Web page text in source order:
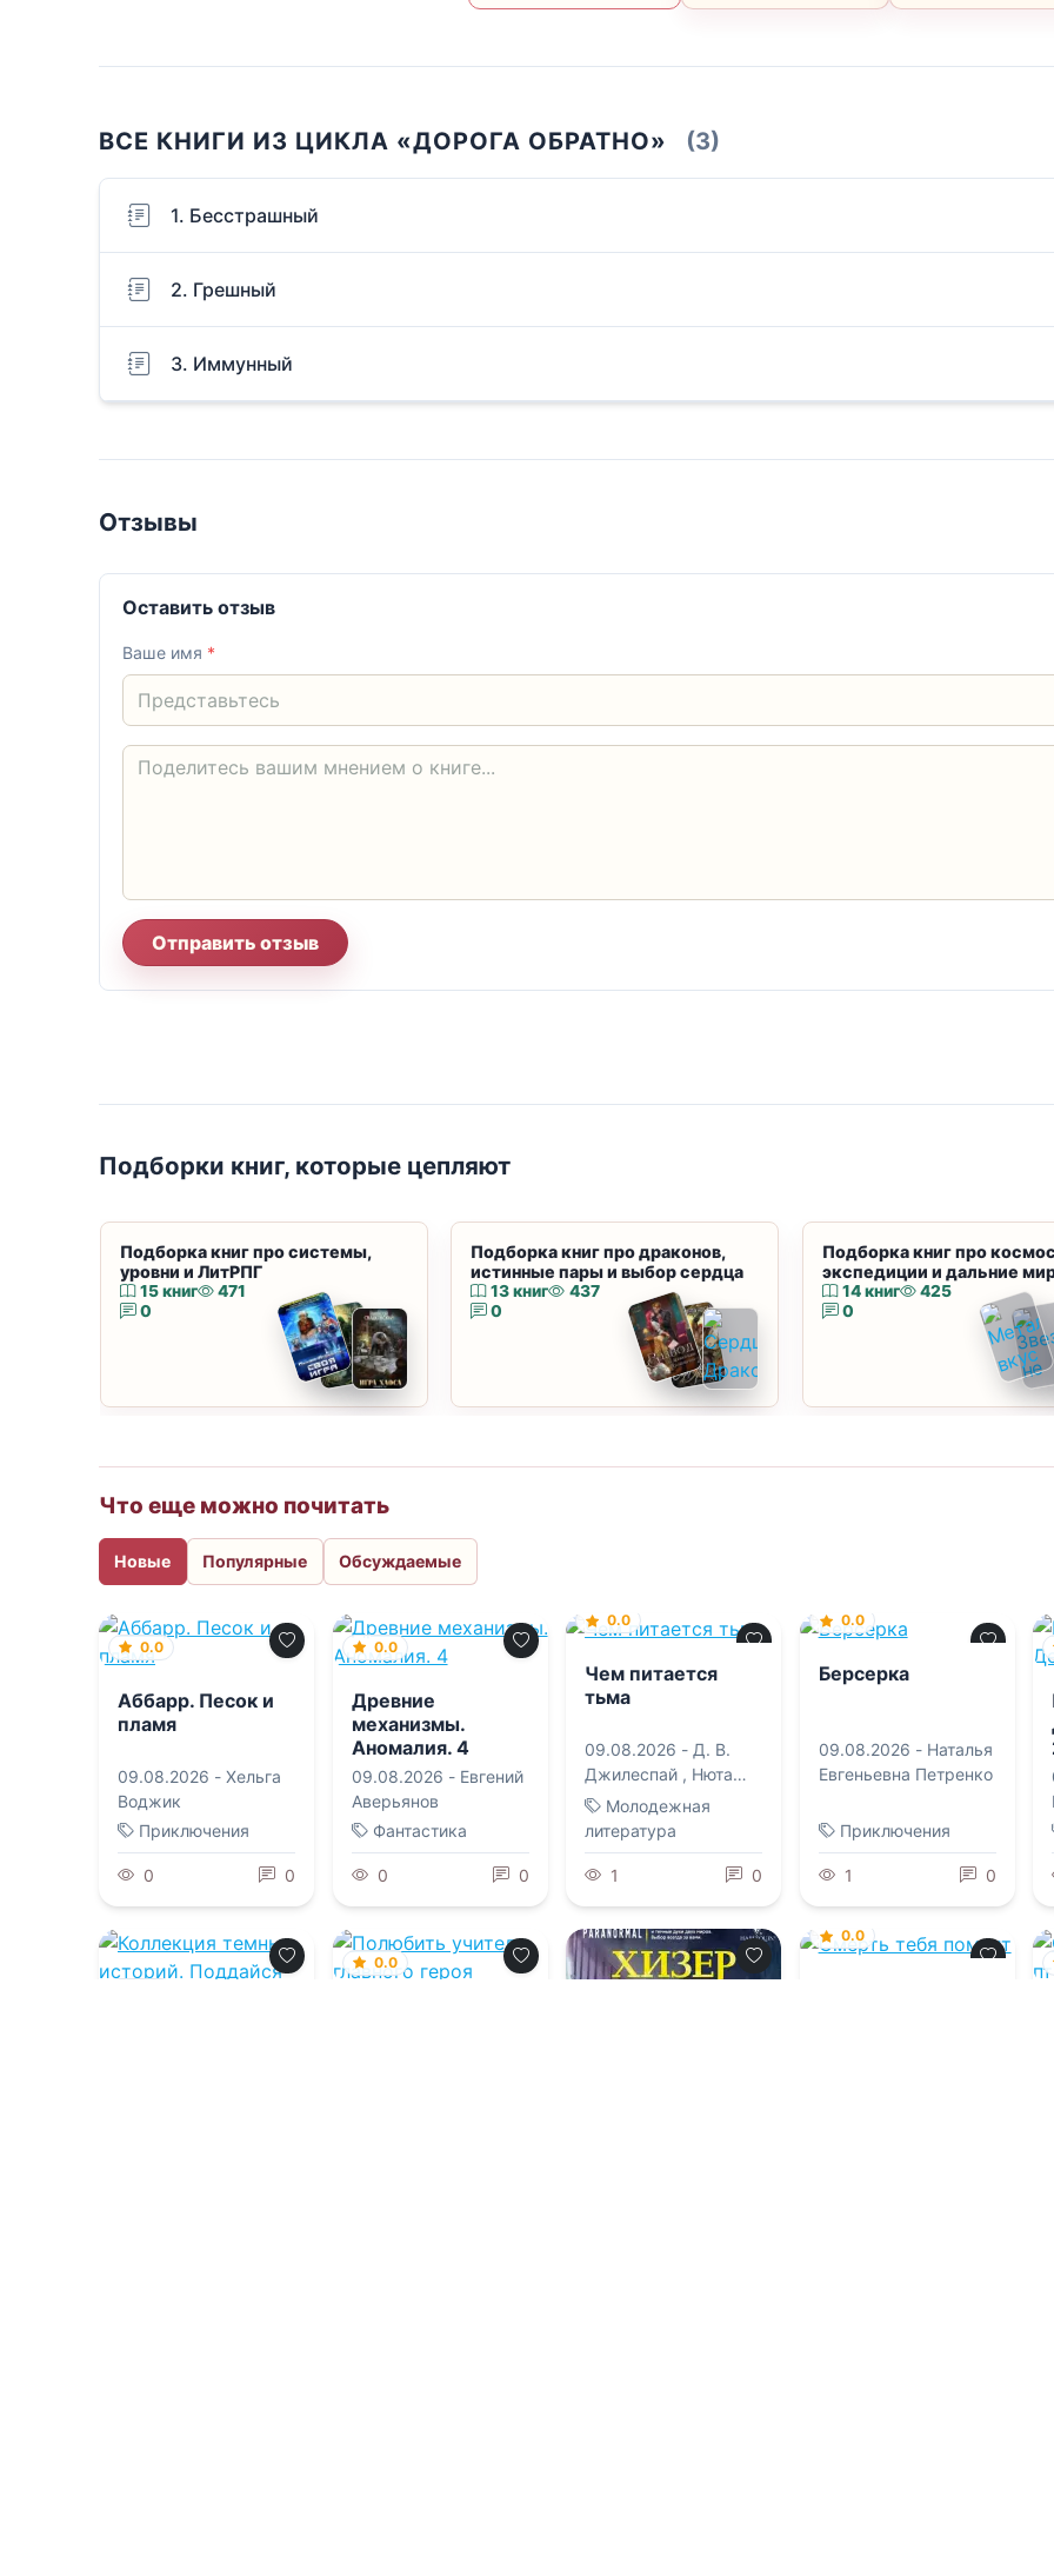
ВСЕ КНИГИ ИЗ ЦИКЛА «ДОРОГА ОБРАТНО» (3)
1. Бесстрашный
2. Грешный
3. Иммунный
Отзывы
Оставить отзыв
Ваше имя *
Отправить отзыв
Подборки книг, которые цепляют
Подборка книг про системы,
уровни и ЛитРПГ
15 книг
471
0
Подборка книг про драконов,
истинные пары и выбор сердца
13 книг
437
0
Подборка книг про
экспедиции и дальние
14 книг
425
0
Что еще можно почитать
Новые Популярные Обсуждаемые
0.0
Аббарр. Песок и
пламя
09.08.2026 - Хельга
Воджик
Приключения
0 0
0.0
Древние
механизмы.
Аномалия. 4
09.08.2026 - Евгений
Аверьянов
Фантастика
0 0
0.0
Чем питается
тьма
09.08.2026 - Д. В.
Джилеспай , Нюта
Колесникова
Молодежная
литература
1 0
0.0
Берсерка
09.08.2026 - Наталья
Евгеньевна Петренко
Приключения
1 0
0.0
0.0